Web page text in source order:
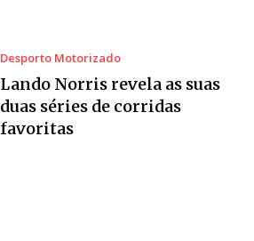
Desporto Motorizado
Lando Norris revela as suas
duas séries de corridas
favoritas